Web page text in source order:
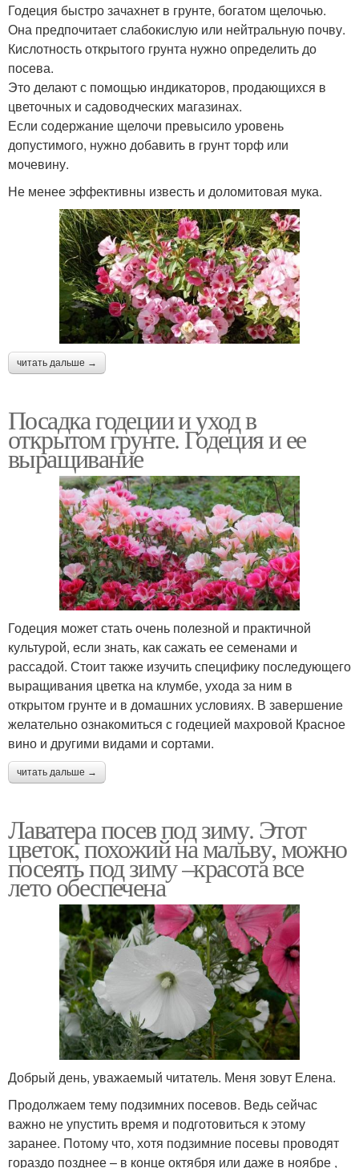
Годеция быстро зачахнет в грунте, богатом щелочью.
Она предпочитает слабокислую или нейтральную почву.
Кислотность открытого грунта нужно определить до
посева.
Это делают с помощью индикаторов, продающихся в
цветочных и садоводческих магазинах.
Если содержание щелочи превысило уровень
допустимого, нужно добавить в грунт торф или
мочевину.
Не менее эффективны известь и доломитовая мука.
читать дальше →
Посадка годеции и уход в
открытом грунте. Годеция и ее
выращивание
Годеция может стать очень полезной и практичной
культурой, если знать, как сажать ее семенами и
рассадой. Стоит также изучить специфику последующего
выращивания цветка на клумбе, ухода за ним в
открытом грунте и в домашних условиях. В завершение
желательно ознакомиться с годецией махровой Красное
вино и другими видами и сортами.
читать дальше →
Лаватера посев под зиму. Этот
цветок, похожий на мальву, можно
посеять под зиму –красота все
лето обеспечена
Добрый день, уважаемый читатель. Меня зовут Елена.
Продолжаем тему подзимних посевов. Ведь сейчас
важно не упустить время и подготовиться к этому
заранее. Потому что, хотя подзимние посевы проводят
гораздо позднее – в конце октября или даже в ноябре ,